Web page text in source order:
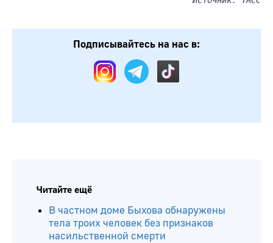
Подписывайтесь на нас в:
Читайте ещё
В частном доме Быхова обнаружены
тела троих человек без признаков
насильственной смерти